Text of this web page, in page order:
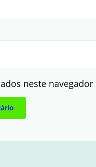
neste